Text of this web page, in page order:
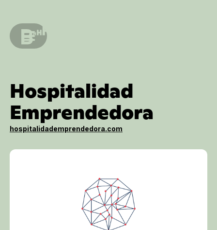
Hospitalidad
Emprendedora
hospitalidademprendedora.com